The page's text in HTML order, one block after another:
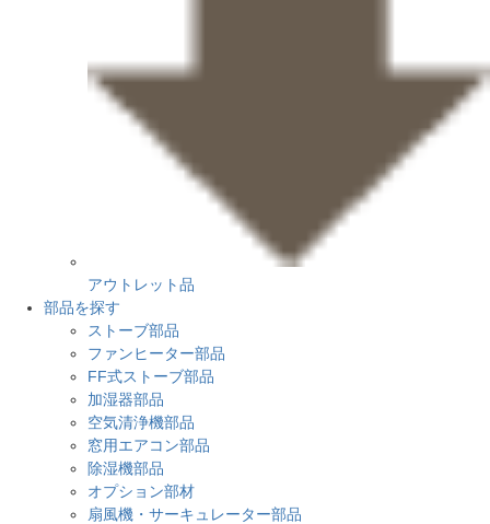
アウトレット品
部品を探す
ストーブ部品
ファンヒーター部品
FF式ストーブ部品
加湿器部品
空気清浄機部品
窓用エアコン部品
除湿機部品
オプション部材
扇風機・サーキュレーター部品